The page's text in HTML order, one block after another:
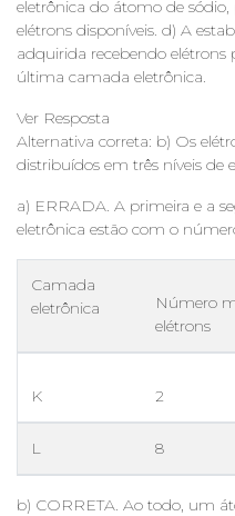
eletrônica do átomo de
elétrons disponíveis. d) A
adquirida recebendo
última camada eletrônica.
Ver Resposta
Alternativa correta: b) Os
distribuídos em três níveis de
a) ERRADA. A primeira e a
eletrônica estão com o
Camada
eletrônica
Número
elétrons
K 2
L 8
b) CORRETA. Ao todo, um